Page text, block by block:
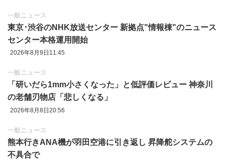
一般ニュース
東京‪･‬渋谷のNHK放送センター 新拠点"情報棟"のニュース
センター本格運用開始
2026年8月9日11:45
一般ニュース
「研いだら1mm小さくなった」と低評価レビュー 神奈川
の老舗刃物店「悲しくなる」
2026年8月8日20:56
一般ニュース
熊本行きANA機が羽田空港に引き返し 昇降舵システムの
不具合で